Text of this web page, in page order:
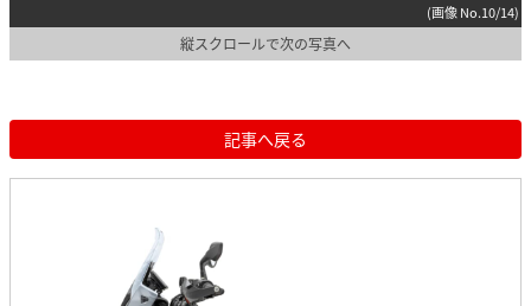
(画像 No.10/14)
縦スクロールで次の写真へ
記事へ戻る